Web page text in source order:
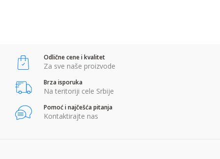
POŠALJI
Odlične cene i kvalitet
Za sve naše proizvode
Brza isporuka
Na teritoriji cele Srbije
Pomoć i najčešća pitanja
Kontaktirajte nas